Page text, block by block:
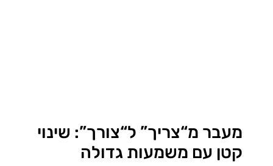
מעבר מ“צריך” ל“צורך”: שינוי
קטן עם משמעות גדולה